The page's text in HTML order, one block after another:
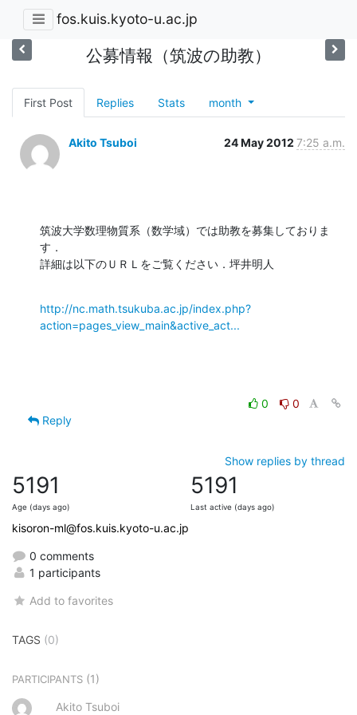
fos.kuis.kyoto-u.ac.jp
公募情報（筑波の助教）
First Post Replies Stats month
Akito Tsuboi 24 May 2012 7:25 a.m.
筑波大学数理物質系（数学域）では助教を募集しておりま
す．
詳細は以下のＵＲＬをご覧ください．坪井明人
http://nc.math.tsukuba.ac.jp/index.php?
action=pages_view_main&active_act...
0
0
Reply
Show replies by thread
5191
Age (days ago)
5191
Last active (days ago)
kisoron-ml@fos.kuis.kyoto-u.ac.jp
0 comments
1 participants
Add to favorites
TAGS (0)
PARTICIPANTS (1)
Akito Tsuboi